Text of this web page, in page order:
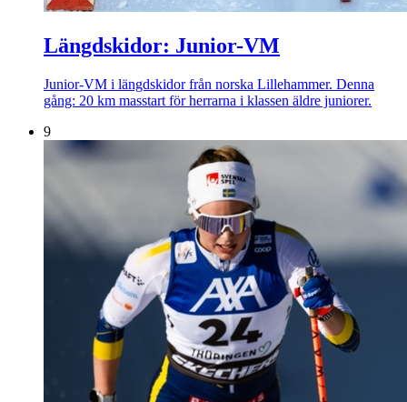
Längdskidor: Junior-VM
Junior-VM i längdskidor från norska Lillehammer. Denna
gång: 20 km masstart för herrarna i klassen äldre juniorer.
9